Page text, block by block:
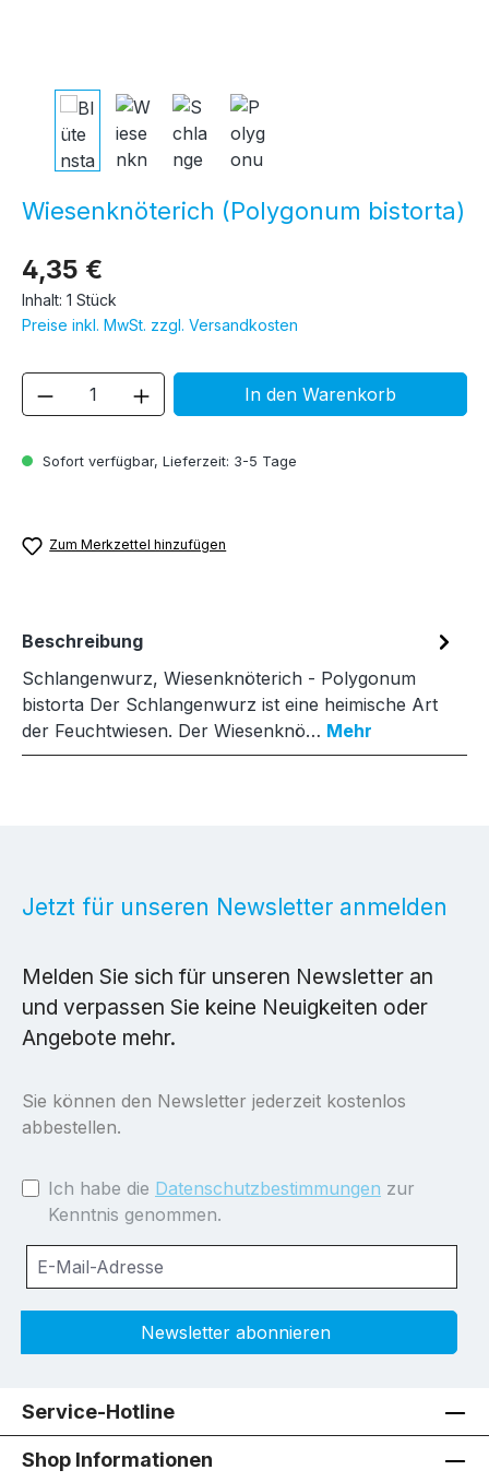
Wiesenknöterich (Polygonum bistorta)
4,35 €
Inhalt: 1 Stück
Preise inkl. MwSt. zzgl. Versandkosten
Sofort verfügbar, Lieferzeit: 3-5 Tage
Produkt Anzahl: Gib denIn den Warenkorb
Zum Merkzettel hinzufügen
Beschreibung
Schlangenwurz, Wiesenknöterich - Polygonum
bistorta Der Schlangenwurz ist eine heimische Art
der Feuchtwiesen. Der Wiesenknö… Mehr
Jetzt für unseren Newsletter anmelden
Melden Sie sich für unseren Newsletter an
und verpassen Sie keine Neuigkeiten oder
Angebote mehr.
Sie können den Newsletter jederzeit kostenlos
abbestellen.
Ich habe die Datenschutzbestimmungen zur
Kenntnis genommen.
Newsletter abonnieren
Service-Hotline
Shop Informationen